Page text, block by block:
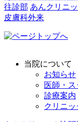
往診部 あんクリニ
皮膚科外来
当院について
お知らせ
医師・
診療案内
クリニッ